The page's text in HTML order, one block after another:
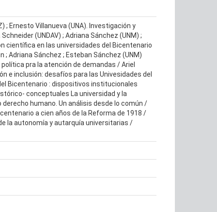
; Ernesto Villanueva (UNA). Investigación y
(UNDAV) ; Adriana Sánchez (UNM) ;
científica en las universidades del Bicentenario
Adriana Sánchez ; Esteban Sánchez (UNM)
pra la atención de demandas / Ariel
e inclusión: desafíos para las Univesidades del
Bicentenario : dispositivos institucionales
conceptuales La universidad y la
humano. Un análisis desde lo común /
a cien años de la Reforma de 1918 /
la autonomía y autarquía universitarias /